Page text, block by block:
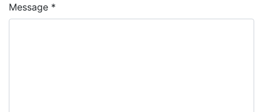
Message *